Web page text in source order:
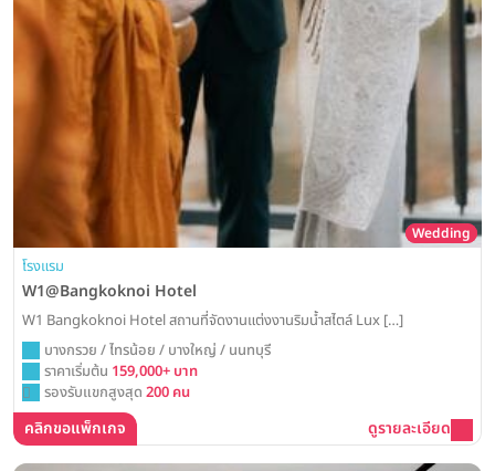
Wedding
โรงแรม
W1@Bangkoknoi Hotel
W1 Bangkoknoi Hotel สถานที่จัดงานแต่งงานริมน้ำสไตล์ Lux […]
บางกรวย / ไทรน้อย / บางใหญ่ / นนทบุรี
ราคาเริ่มต้น 159,000+ บาท
รองรับแขกสูงสุด 200 คน
คลิกขอแพ็กเกจ ดูรายละเอียด